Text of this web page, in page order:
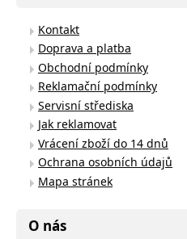
Kontakt
Doprava a platba
Obchodní podmínky
Reklamační podmínky
Servisní střediska
Jak reklamovat
Vrácení zboží do 14 dnů
Ochrana osobních údajů
Mapa stránek
O nás